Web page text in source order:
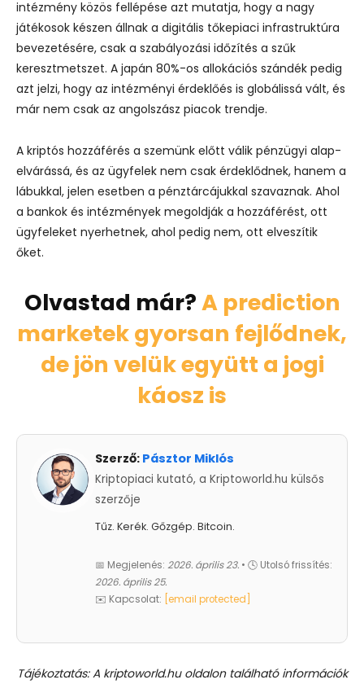
intézmény közös fellépése azt mutatja, hogy a nagy
játékosok készen állnak a digitális tőkepiaci infrastruktúra
bevezetésére, csak a szabályozási időzítés a szűk
keresztmetszet. A japán 80%-os allokációs szándék pedig
azt jelzi, hogy az intézményi érdeklőés is globálissá vált, és
már nem csak az angolszász piacok trendje.
A kriptós hozzáférés a szemünk előtt válik pénzügyi alap-
elvárássá, és az ügyfelek nem csak érdeklődnek, hanem a
lábukkal, jelen esetben a pénztárcájukkal szavaznak. Ahol
a bankok és intézmények megoldják a hozzáférést, ott
ügyfeleket nyerhetnek, ahol pedig nem, ott elveszítik
őket.
Olvastad már?A prediction
marketek gyorsan fejlődnek,
de jön velük együtt a jogi
káosz is
Szerző: Pásztor Miklós
Kriptopiaci kutató, a Kriptoworld.hu külsős
szerzője
Tűz. Kerék. Gőzgép. Bitcoin.
📅 Megjelenés: 2026. április 23. • 🕓 Utolsó frissítés:
2026. április 25.
✉️ Kapcsolat:
[email protected]
Tájékoztatás: A kriptoworld.hu oldalon található információk